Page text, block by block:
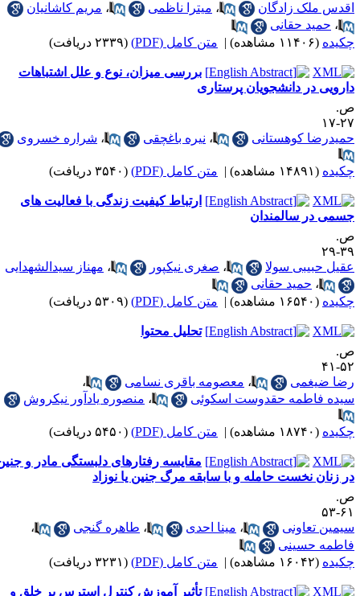
ملک زادگان
،میترا ناظمی ،مریم کاشانیان
،حمید حقانی
(۱۱۴۰۶ مشاهده) | متن کامل (PDF) (۲۳۳۹ دریافت)
بررسی میزان، نوع و علل اشتباهات
در دانشجویان پرستاری
۱۷
کوهستانی
،نیره باغچقی ،شراره خسروی
(۱۴۸۹۱ مشاهده) | متن کامل (PDF) (۳۵۴۰ دریافت)
ارتباط کیفیت زندگی با فعالیت های
در سالمندان
۲۹
حبیبی سولا
،صغری نیکپور ،مهناز سیدالشهدایی
،حمید حقانی
(۱۶۵۴۰ مشاهده) | متن کامل (PDF) (۵۳۰۹ دریافت)
تحلیل محتوا
۴۱
ضیغمی
،معصومه باقری نسامی
،
فاطمه حقدوست اسکوئی
،منصوره یادآور نیکروش
(۱۸۷۴۰ مشاهده) | متن کامل (PDF) (۵۴۵۰ دریافت)
مقایسه رفتارهای دلبستگی مادر و جنین
زنان نخست حامله و با سابقه مرگ جنین یا نوزاد
۵۳
تعاونی
،مینا احدی ،طاهره گنجی
،
حسینی
(۱۶۰۴۲ مشاهده) | متن کامل (PDF) (۳۲۳۱ دریافت)
تأثیر آموزش کنترل استرس بر خلق و